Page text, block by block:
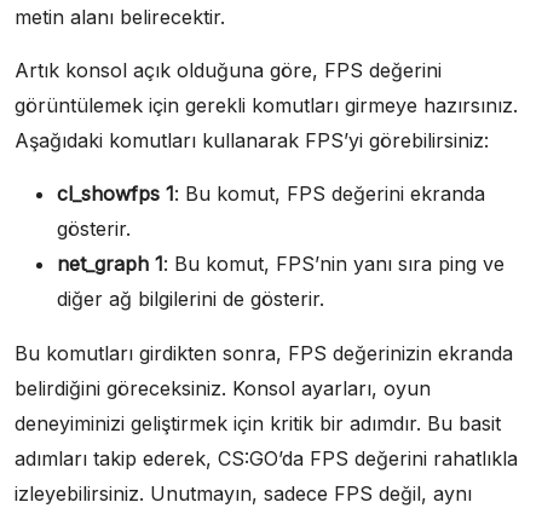
metin alanı belirecektir.
Artık konsol açık olduğuna göre, FPS değerini
görüntülemek için gerekli komutları girmeye hazırsınız.
Aşağıdaki komutları kullanarak FPS’yi görebilirsiniz:
cl_showfps 1: Bu komut, FPS değerini ekranda
gösterir.
net_graph 1: Bu komut, FPS’nin yanı sıra ping ve
diğer ağ bilgilerini de gösterir.
Bu komutları girdikten sonra, FPS değerinizin ekranda
belirdiğini göreceksiniz. Konsol ayarları, oyun
deneyiminizi geliştirmek için kritik bir adımdır. Bu basit
adımları takip ederek, CS:GO’da FPS değerini rahatlıkla
izleyebilirsiniz. Unutmayın, sadece FPS değil, aynı